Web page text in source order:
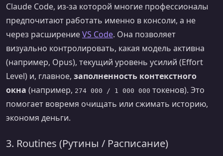
Claude Code, из-за которой многие профессионалы
предпочитают работать именно в консоли, а не
через расширениеVS Code. Она позволяет
визуально контролировать, какая модель активна
(например, Opus), текущий уровень усилий (Effort
Level) и, главное, заполненность контекстного
окна (например, 274 000 / 1 000 000 токенов). Это
помогает вовремя очищать или сжимать историю,
экономя деньги.
3. Routines (Рутины / Расписание)